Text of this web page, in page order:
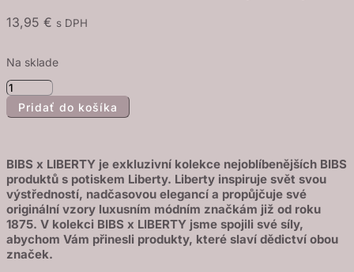
13,95 € s DPH
Na sklade
množstvo
BIBS
Colour
cumlíky
z
prírodného
kaučuku
Pridať do košíka
BIBS x LIBERTY je exkluzivní kolekce nejoblíbenějších BIBS
produktů s potiskem Liberty. Liberty inspiruje svět svou
výstředností, nadčasovou elegancí a propůjčuje své
originální vzory luxusním módním značkám již od roku
1875. V kolekci BIBS x LIBERTY jsme spojili své síly,
abychom Vám přinesli produkty, které slaví dědictví obou
značek.